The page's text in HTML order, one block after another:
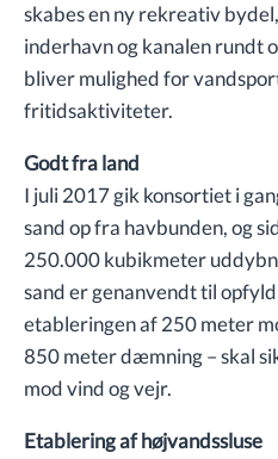
skabes en ny rekreativ
inderhavn og kanalen rundt
bliver mulighed for
fritidsaktiviteter.
Godt fra land
I juli 2017 gik konsortiet i
sand op fra havbunden, og
250.000 kubikmeter
sand er genanvendt til
etableringen af 250 meter
850 meter dæmning – skal
mod vind og vejr.
Etablering af højvandssluse